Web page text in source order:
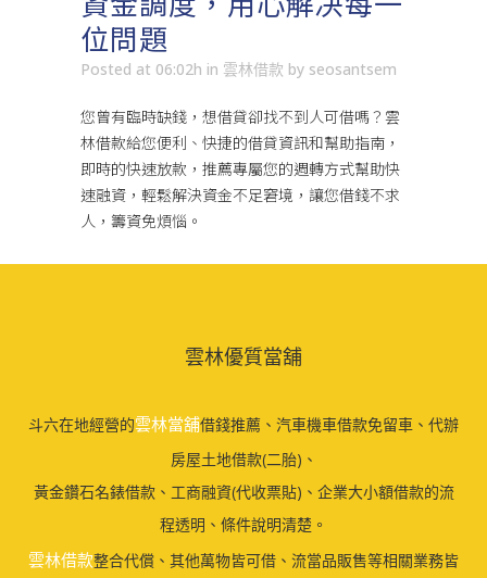
位問題
Posted at 06:02h in 雲林借款 by seosantsem
您曾有臨時缺錢，想借貸卻找不到人可借嗎？ 雲
林借款給您便利、快捷的借貸資訊和幫助指南，
即時的快速放款，推薦專屬您的週轉方式幫助快
速融資，輕鬆解決資金不足窘境，讓您借錢不求
人，籌資免煩惱。
雲林優質當舖
斗六在地經營的雲林當舖借錢推薦、汽車機車借款免留車、代辦
房屋土地借款(二胎)、
黃金鑽石名錶借款、工商融資(代收票貼)、企業大小額借款的流
程透明、條件說明清楚。
雲林借款整合代償、其他萬物皆可借、流當品販售等相關業務皆